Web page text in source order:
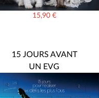
15,90 €
15 JOURS AVANT
UN EVG